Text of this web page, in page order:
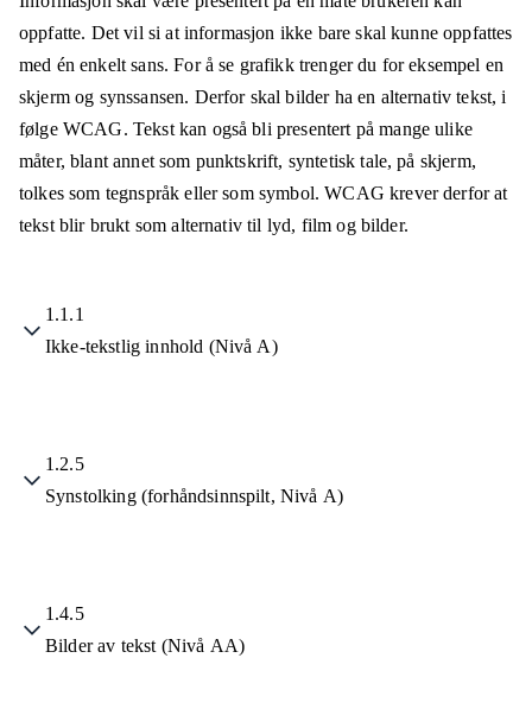
oppfatte. Det vil si at informasjon ikke bare skal kunne oppfattes
med én enkelt sans. For å se grafikk trenger du for eksempel en
skjerm og synssansen. Derfor skal bilder ha en alternativ tekst, i
følge WCAG. Tekst kan også bli presentert på mange ulike
måter, blant annet som punktskrift, syntetisk tale, på skjerm,
tolkes som tegnspråk eller som symbol. WCAG krever derfor at
tekst blir brukt som alternativ til lyd, film og bilder.
1.1.1
Ikke-tekstlig innhold (Nivå A)
1.2.5
Synstolking (forhåndsinnspilt, Nivå A)
1.4.5
Bilder av tekst (Nivå AA)